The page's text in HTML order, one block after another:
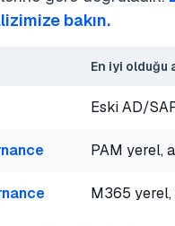
bakın.
En iyi olduğu
Eski AD/
PAM yerel,
M365 yerel,